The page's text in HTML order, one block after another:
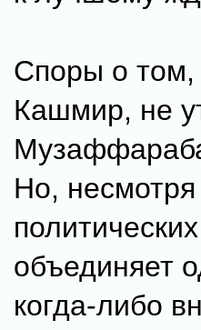
Споры о том,
Кашмир, не
Но,
объединяет
когда-либо